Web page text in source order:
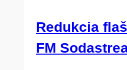
Redukcia
FM